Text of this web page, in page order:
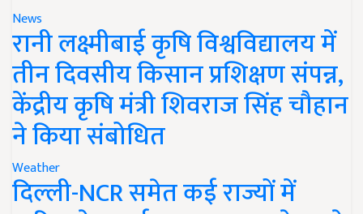
News
रानी लक्ष्मीबाई कृषि विश्वविद्यालय में
तीन दिवसीय किसान प्रशिक्षण संपन्न,
केंद्रीय कृषि मंत्री शिवराज सिंह चौहान
ने किया संबोधित
Weather
दिल्ली-NCR समेत कई राज्यों में